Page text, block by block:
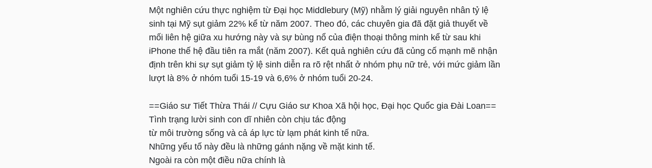
Một nghiên cứu thực nghiệm từ Đại học Middlebury (Mỹ) nhằm lý giải nguyên nhân tỷ lệ
sinh tại Mỹ sụt giảm 22% kể từ năm 2007. Theo đó, các chuyên gia đã đặt giả thuyết về
mối liên hệ giữa xu hướng này và sự bùng nổ của điện thoại thông minh kể từ sau khi
iPhone thế hệ đầu tiên ra mắt (năm 2007). Kết quả nghiên cứu đã củng cố mạnh mẽ nhận
định trên khi sự sụt giảm tỷ lệ sinh diễn ra rõ rệt nhất ở nhóm phụ nữ trẻ, với mức giảm lần
lượt là 8% ở nhóm tuổi 15-19 và 6,6% ở nhóm tuổi 20-24.
==Giáo sư Tiết Thừa Thái // Cựu Giáo sư Khoa Xã hội học, Đại học Quốc gia Đài Loan==
Tình trạng lười sinh con dĩ nhiên còn chịu tác động
từ môi trường sống và cả áp lực từ lạm phát kinh tế nữa.
Những yếu tố này đều là những gánh nặng về mặt kinh tế.
Ngoài ra còn một điều nữa chính là